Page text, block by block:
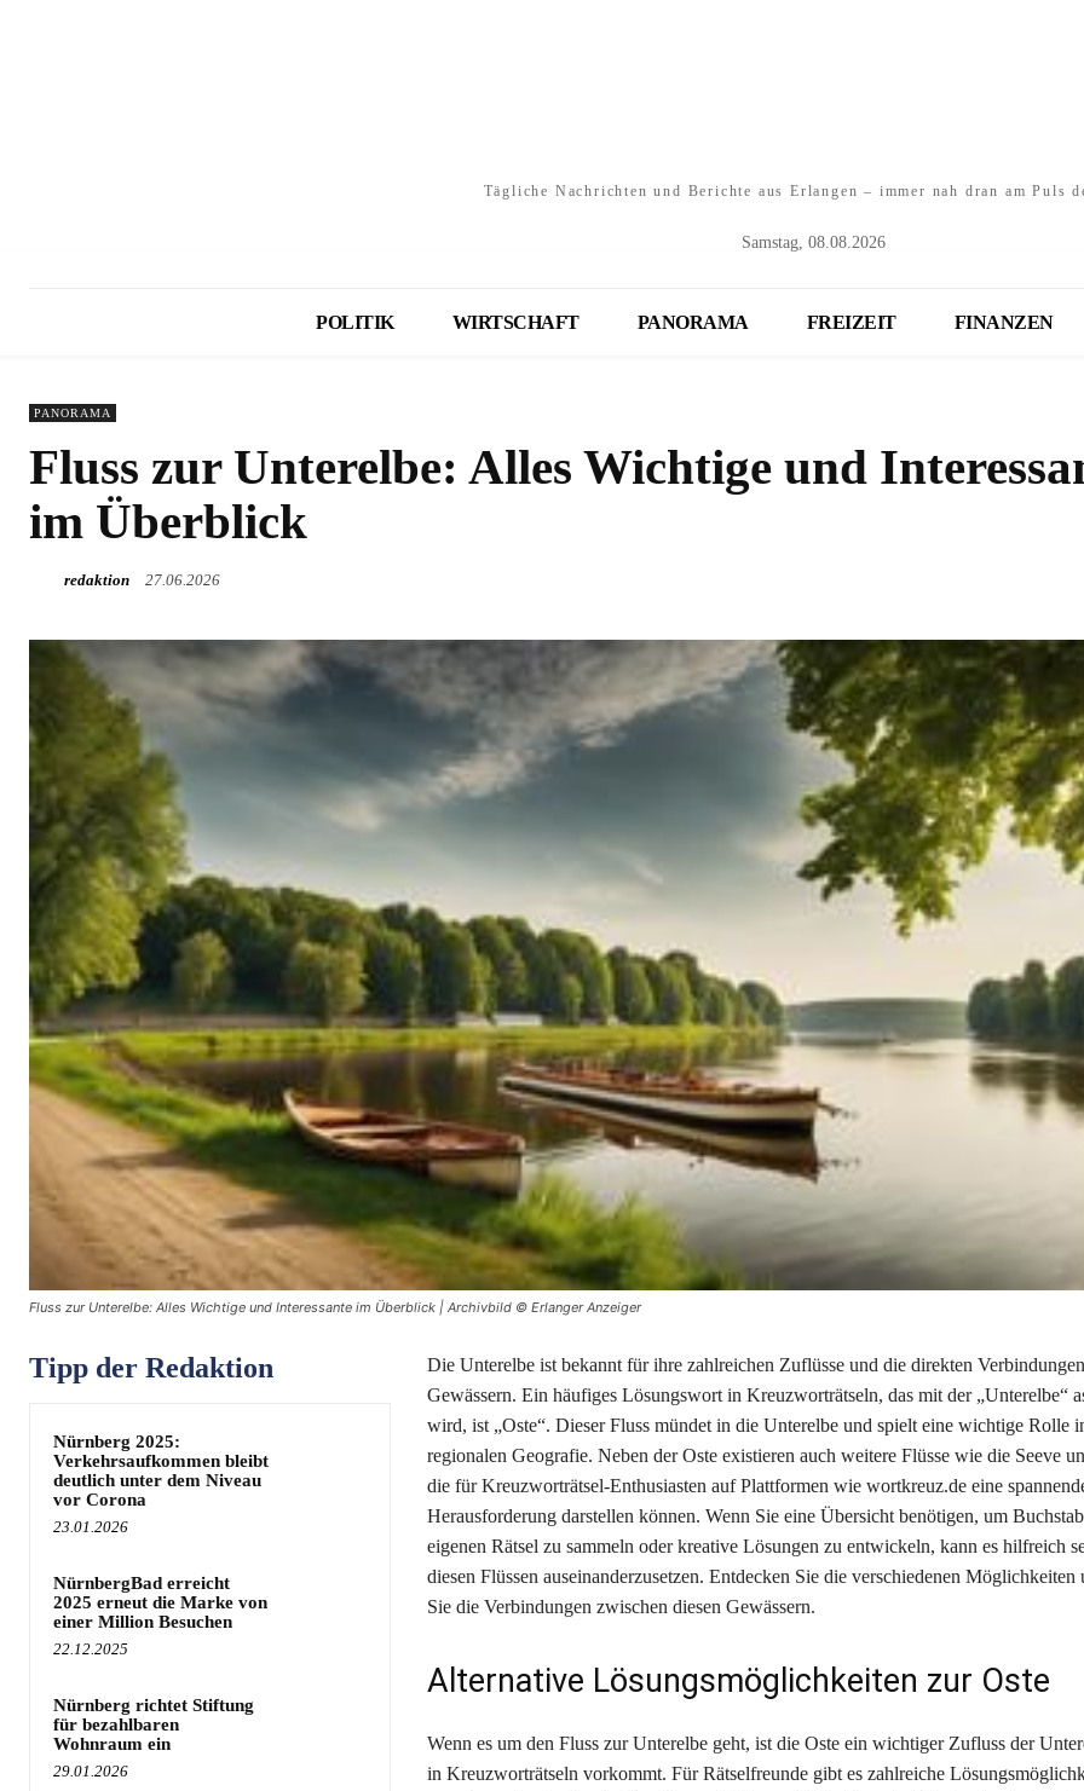
Tägliche Nachrichten und Berichte aus Erlangen – immer nah dran am Puls
Samstag, 08.08.2026
POLITIK WIRTSCHAFT PANORAMA FREIZEIT FINANZEN
PANORAMA
Fluss zur Unterelbe: Alles Wichtige und
im Überblick
redaktion 27.06.2026
Fluss zur Unterelbe: Alles Wichtige und Interessante im Überblick | Archivbild © Erlanger Anzeiger
Tipp der Redaktion
Nürnberg 2025:
Verkehrsaufkommen bleibt
deutlich unter dem Niveau
vor Corona
23.01.2026
NürnbergBad erreicht
2025 erneut die Marke von
einer Million Besuchen
22.12.2025
Nürnberg richtet Stiftung
für bezahlbaren
Wohnraum ein
29.01.2026
Die Unterelbe ist bekannt für ihre zahlreichen Zuflüsse und die direkten
Gewässern. Ein häufiges Lösungswort in Kreuzworträtseln, das mit der „Unterelbe“
wird, ist „Oste“. Dieser Fluss mündet in die Unterelbe und spielt eine wichtige Rolle
regionalen Geografie. Neben der Oste existieren auch weitere Flüsse wie die Seeve
die für Kreuzworträtsel-Enthusiasten auf Plattformen wie wortkreuz.de eine
Herausforderung darstellen können. Wenn Sie eine Übersicht benötigen, um
eigenen Rätsel zu sammeln oder kreative Lösungen zu entwickeln, kann es hilfreich
diesen Flüssen auseinanderzusetzen. Entdecken Sie die verschiedenen Möglichkeiten
Sie die Verbindungen zwischen diesen Gewässern.
Alternative Lösungsmöglichkeiten zur Oste
Wenn es um den Fluss zur Unterelbe geht, ist die Oste ein wichtiger Zufluss der
in Kreuzworträtseln vorkommt. Für Rätselfreunde gibt es zahlreiche